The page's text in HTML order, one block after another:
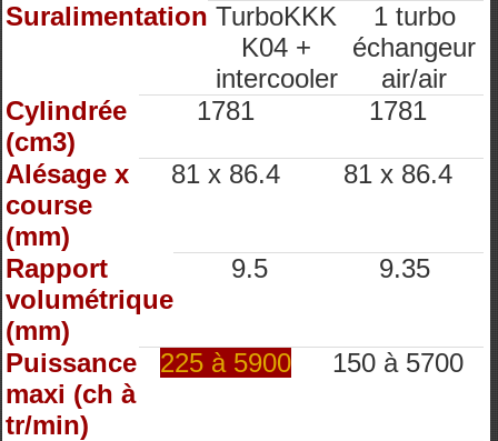
Suralimentation TurboKKK
K04 +
intercooler
1 turbo
échangeur
air/air
Cylindrée
(cm3)
1781 1781
Alésage x
course
(mm)
81 x 86.4 81 x 86.4
Rapport
volumétrique
(mm)
9.5 9.35
Puissance
maxi (ch à
tr/min)
225 à 5900 150 à 5700